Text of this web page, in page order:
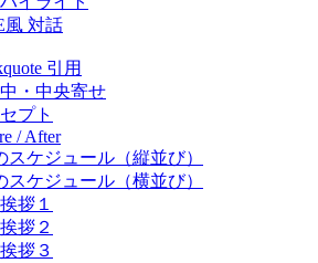
風 対話
引用
・中央寄せ
プト
/ After
スケジュール（縦並び）
スケジュール（横並び）
拶１
拶２
拶３